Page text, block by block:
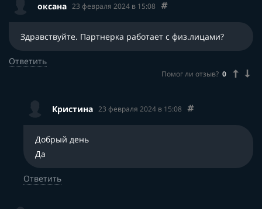
оксана 23 февраля 2024 в 15:08
Здравствуйте. Партнерка работает с физ.лицами?
Ответить
Помог ли отзыв? 0
Кристина 23 февраля 2024 в 15:08
Добрый день
Да
Ответить